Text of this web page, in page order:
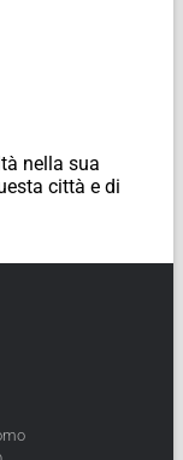
nella sua
città e di